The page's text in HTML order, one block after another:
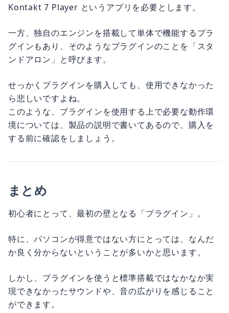
Kontakt 7 Player というアプリを必要とします。
一方、独自のエンジンを搭載して単体で機能するプラ
グインもあり、そのようなプラグインのことを「スタ
ンドアロン」と呼びます。
せっかくプラグインを購入しても、使用できなかった
ら悲しいですよね。
このような、プラグインを使用する上で必要な動作環
境については、製品の説明で書いてあるので、購入を
する前に確認をしましょう。
まとめ
初心者にとって、最初の壁となる「プラグイン」。
特に、パソコンが得意ではない方にとっては、なんだ
か良く分からないということが多いかと思います。
しかし、プラグインを使うと標準搭載ではなかなか実
現できなかったサウンドや、音の広がりを感じること
ができます。